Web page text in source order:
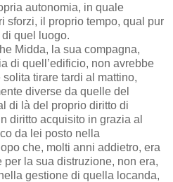
autonomia, in quale
sforzi, il proprio tempo, qual pur
quel luogo.
Midda, la sua compagna,
di quell’edificio, non avrebbe
tirare tardi al mattino,
diverse da quelle del
di là del proprio diritto di
diritto acquisito in grazia al
da lei posto nella
che, molti anni addietro, era
la sua distruzione, non era,
gestione di quella locanda,